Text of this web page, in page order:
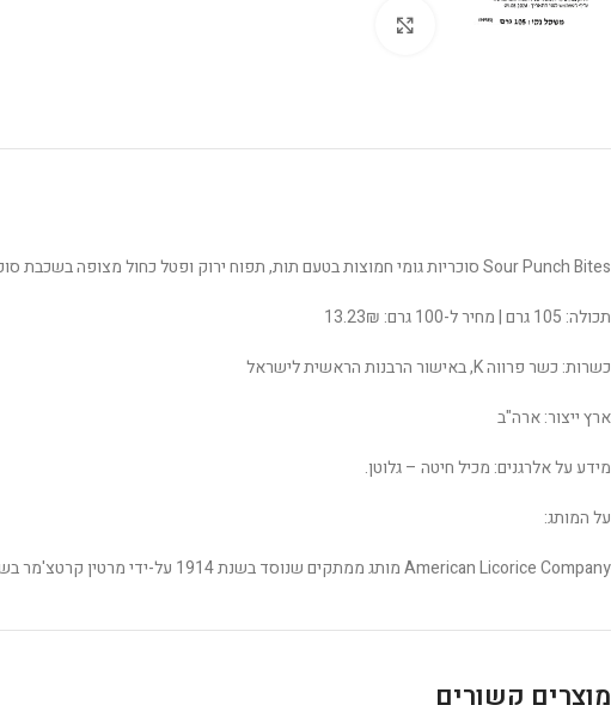
Sour Punch Bites סוכריות גומי חמוצות בטעם תות, תפוח ירוק ופטל כחול מצופה בשכבת סוכר. מגיעות בצורת מקלות קצרים, במרקם רך וגמיש שכיף לאכילה.
תכולה: 105 גרם | מחיר ל-100 גרם: 13.23₪
כשרות: כשר פרווה K, באישור הרבנות הראשית לישראל
ארץ ייצור: ארה"ב
מידע על אלרגנים: מכיל חיטה – גלוטן.
על המותג:
American Licorice Company מותג ממתקים שנוסד בשנת 1914 על-ידי מרטין קרטצ'מר בשיקגו. בתחילת דרכה החברה ייצרה ממתקים מסוג ליקריץ' שחור בלבד, ולאט-לאט התרחבה מעבר לליקריץ’ לממתקים חמוצים “סאור” שהפכו להצלחה.
מוצרים קשורים